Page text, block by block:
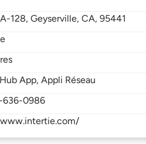
128,Geyserville,CA,95441
App, Appli Réseau
636-0986